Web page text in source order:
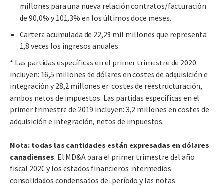
millones para una nueva relación contratos/facturación
de 90,0% y 101,3% en los últimos doce meses.
Cartera acumulada de 22,29 mil millones que representa
1,8 veces los ingresos anuales.
* Las partidas específicas en el primer trimestre de 2020
incluyen: 16,5 millones de dólares en costes de adquisición e
integración y 28,2 millones en costes de reestructuración,
ambos netos de impuestos. Las partidas específicas en el
primer trimestre de 2019 incluyen: 3,2 millones en costes de
adquisición e integración, netos de impuestos.
Nota: todas las cantidades están expresadas en dólares
canadienses. El MD&A para el primer trimestre del año
fiscal 2020 y los estados financieros intermedios
consolidados condensados del período y las notas